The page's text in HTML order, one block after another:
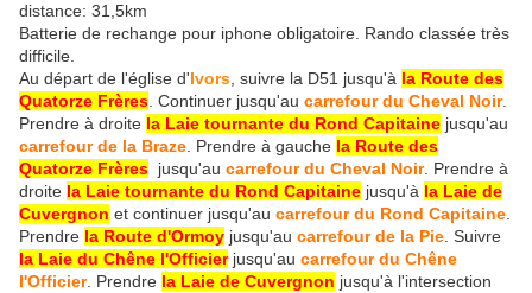
distance: 31,5km
Batterie de rechange pour iphone obligatoire. Rando classée très
difficile.
Au départ de l'église d'Ivors , suivre la D51 jusqu'à la Route des
Quatorze Frères . Continuer jusqu'au carrefour du Cheval Noir.
Prendre à droite la Laie tournante du Rond Capitaine jusqu'au
carrefour de la Braze . Prendre à gauche la Route des
Quatorze Frères jusqu'au carrefour du Cheval Noir. Prendre à
droite la Laie tournante du Rond Capitaine jusqu'à la Laie de
Cuvergnon et continuer jusqu'au carrefour du Rond Capitaine
Prendre la Route d'Ormoy jusqu'au carrefour de la Pie . Suivre
la Laie du Chêne l'Officierjusqu'au carrefour du Chêne
l'Officier. Prendre la Laie de Cuvergnon jusqu'à l'intersection